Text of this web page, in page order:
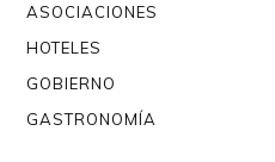
ASOCIACIONES
HOTELES
GOBIERNO
GASTRONOMÍA